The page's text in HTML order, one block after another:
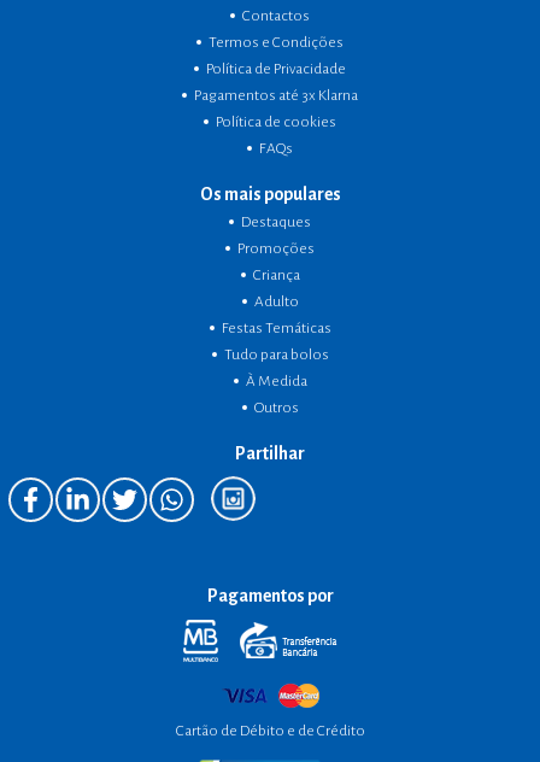
Contactos
Termos e Condições
Política de Privacidade
Pagamentos até 3x Klarna
Política de cookies
FAQs
Os mais populares
Destaques
Promoções
Criança
Adulto
Festas Temáticas
Tudo para bolos
À Medida
Outros
Partilhar
Pagamentos por
Cartão de Débito e de Crédito